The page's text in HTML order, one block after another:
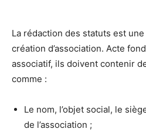
La rédaction des statuts est
création d’association. Acte
associatif, ils doivent contenir
comme :
Le nom, l’objet social, le
de l’association ;